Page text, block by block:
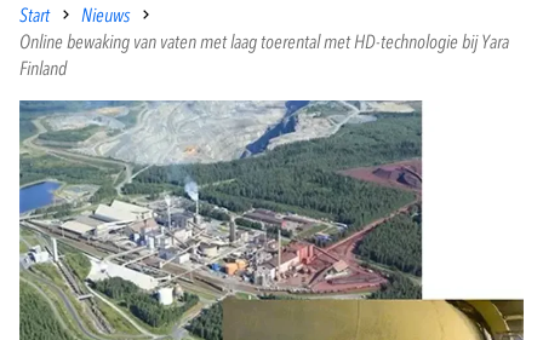
Start
Nieuws
Online bewaking van vaten met laag toerental met HD-technologie bij Yara
Finland